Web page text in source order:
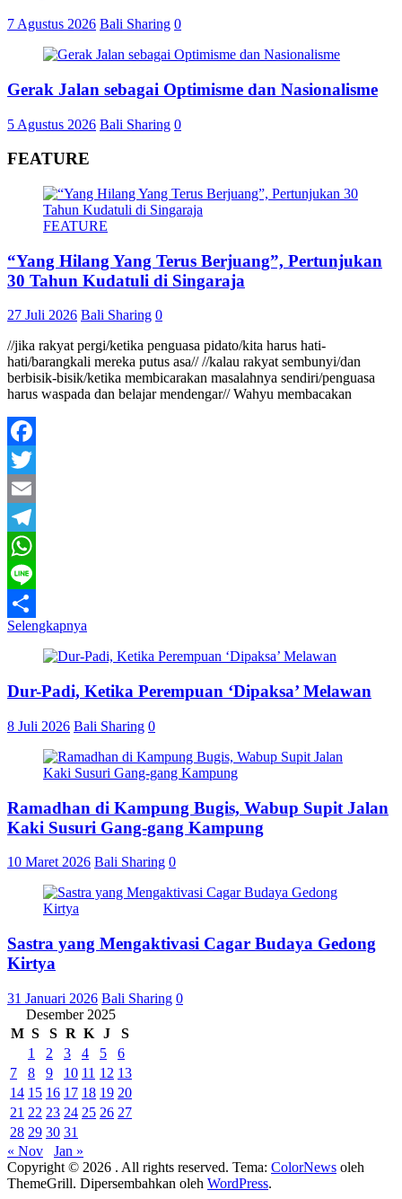
7 Agustus 2026 Bali Sharing 0
Gerak Jalan sebagai Optimisme dan Nasionalisme
5 Agustus 2026 Bali Sharing 0
FEATURE
FEATURE
“Yang Hilang Yang Terus Berjuang”, Pertunjukan
30 Tahun Kudatuli di Singaraja
27 Juli 2026 Bali Sharing 0
//jika rakyat pergi/ketika penguasa pidato/kita harus hati-
hati/barangkali mereka putus asa// //kalau rakyat sembunyi/dan
berbisik-bisik/ketika membicarakan masalahnya sendiri/penguasa
harus waspada dan belajar mendengar// Wahyu membacakan
Facebook
Twitter
Email
Telegram
WhatsApp
Line
Share
Selengkapnya
Dur-Padi, Ketika Perempuan ‘Dipaksa’ Melawan
8 Juli 2026 Bali Sharing 0
Ramadhan di Kampung Bugis, Wabup Supit Jalan
Kaki Susuri Gang-gang Kampung
10 Maret 2026 Bali Sharing 0
Sastra yang Mengaktivasi Cagar Budaya Gedong
Kirtya
31 Januari 2026 Bali Sharing 0
Desember 2025
M S S R K J
S
1
2 3 4 5
6
7
8 9 10 11 12 13
14 15 16 17 18 19 20
21 22 23 24 25 26 27
28 29 30 31
« Nov
Jan »
Copyright © 2026 . All rights reserved. Tema: ColorNews oleh
ThemeGrill. Dipersembahkan oleh WordPress.